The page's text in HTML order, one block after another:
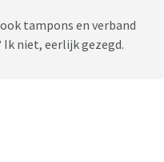
tampons en verband
niet, eerlijk gezegd.